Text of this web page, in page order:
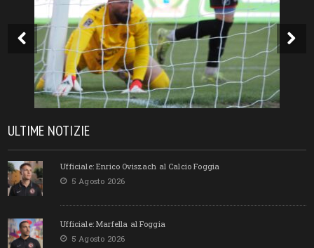
ULTIME NOTIZIE
Ufficiale: Enrico Oviszach al Calcio Foggia
5 Agosto 2026
Ufficiale: Marfella al Foggia
5 Agosto 2026